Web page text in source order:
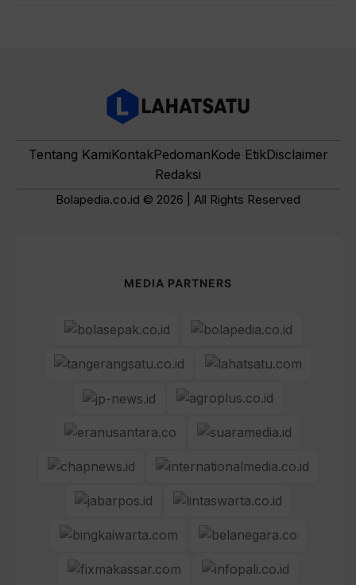
Tentang KamiKontakPedomanKode EtikDisclaimer
Redaksi
Bolapedia.co.id © 2026 | All Rights Reserved
MEDIA PARTNERS